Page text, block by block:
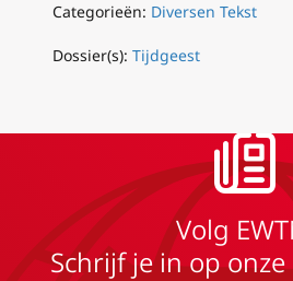
Categorieën: Diversen Tekst
Dossier(s): Tijdgeest
Volg
Schrijf je in op